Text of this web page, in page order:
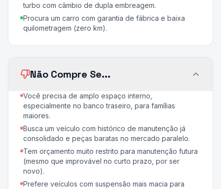
turbo com câmbio de dupla embreagem.
Procura um carro com garantia de fábrica e baixa
quilometragem (zero km).
Não Compre Se...
Você precisa de amplo espaço interno,
especialmente no banco traseiro, para famílias
maiores.
Busca um veículo com histórico de manutenção já
consolidado e peças baratas no mercado paralelo.
Tem orçamento muito restrito para manutenção futura
(mesmo que improvável no curto prazo, por ser
novo).
Prefere veículos com suspensão mais macia para